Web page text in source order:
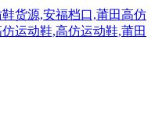
货源,安福档口,莆田高仿
运动鞋,高仿运动鞋,莆田